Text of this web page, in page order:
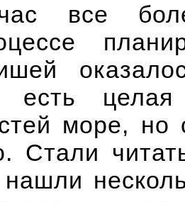
все
есть
море, но
Стали
нашли